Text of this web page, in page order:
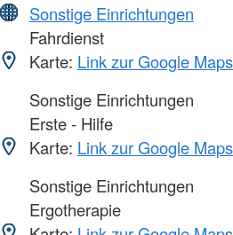
Sonstige Einrichtungen
Fahrdienst
Karte: Link zur Google
Sonstige Einrichtungen
Erste - Hilfe
Karte: Link zur Google
Sonstige Einrichtungen
Ergotherapie